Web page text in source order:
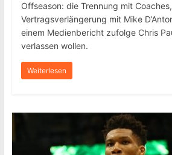
Offseason: die Trennung mit
Vertragsverlängerung mit Mike
einem Medienbericht zufolge Chris
verlassen wollen.
Weiterlesen